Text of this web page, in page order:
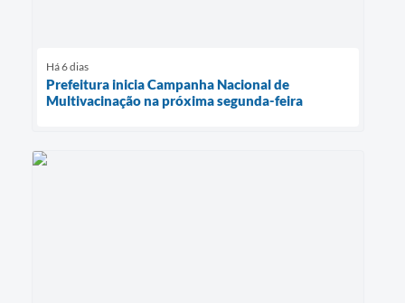
Há 6 dias
Prefeitura inicia Campanha Nacional de
Multivacinação na próxima segunda-feira